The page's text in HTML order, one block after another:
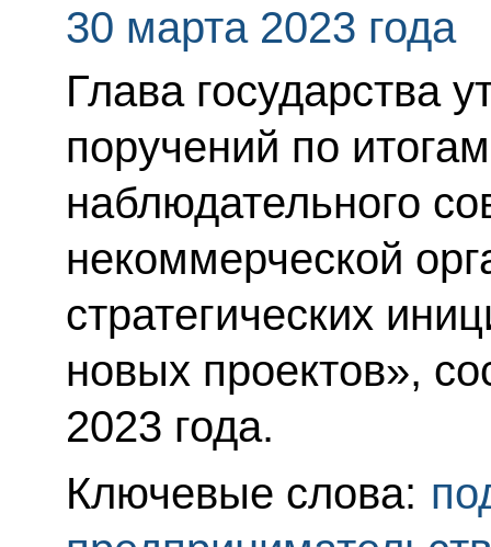
30 марта 2023 года
Глава государства
поручений по
наблюдательного
некоммерческой
стратегических
новых проектов»,
2023 года.
Ключевые слова: